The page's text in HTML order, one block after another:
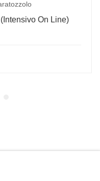
On Line)